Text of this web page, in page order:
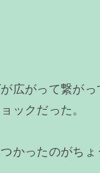
広がって繋が
ックだった。
かったのがちょ